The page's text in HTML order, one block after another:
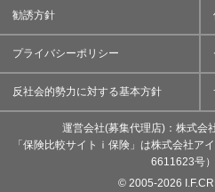
勧誘方針
プライバシーポリシー
反社会的勢力に対する基本方針
運営会社(募集代理店)：株式会
「保険比較サイトｉ保険」は株式会社ア
6611623号）
©2005-2026